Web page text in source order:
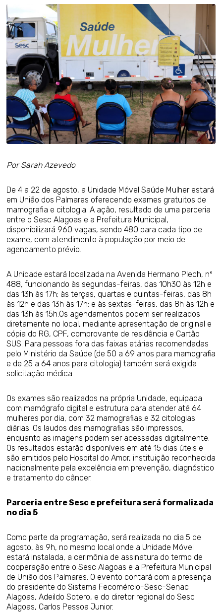
Por Sarah Azevedo
De 4 a 22 de agosto, a Unidade Móvel Saúde Mulher estará
em União dos Palmares oferecendo exames gratuitos de
mamografia e citologia. A ação, resultado de uma parceria
entre o Sesc Alagoas e a Prefeitura Municipal,
disponibilizará 960 vagas, sendo 480 para cada tipo de
exame, com atendimento à população por meio de
agendamento prévio.
A Unidade estará localizada na Avenida Hermano Plech, nº
488, funcionando às segundas-feiras, das 10h30 às 12h e
das 13h às 17h; às terças, quartas e quintas-feiras, das 8h
às 12h e das 13h às 17h; e às sextas-feiras, das 8h às 12h e
das 13h às 15h.Os agendamentos podem ser realizados
diretamente no local, mediante apresentação de original e
cópia do RG, CPF, comprovante de residência e Cartão
SUS. Para pessoas fora das faixas etárias recomendadas
pelo Ministério da Saúde (de 50 a 69 anos para mamografia
e de 25 a 64 anos para citologia) também será exigida
solicitação médica.
Os exames são realizados na própria Unidade, equipada
com mamógrafo digital e estrutura para atender até 64
mulheres por dia, com 32 mamografias e 32 citologias
diárias. Os laudos das mamografias são impressos,
enquanto as imagens podem ser acessadas digitalmente.
Os resultados estarão disponíveis em até 15 dias úteis e
são emitidos pelo Hospital do Amor, instituição reconhecida
nacionalmente pela excelência em prevenção, diagnóstico
e tratamento do câncer.
Parceria entre Sesc e prefeitura será formalizada
no dia 5
Como parte da programação, será realizada no dia 5 de
agosto, às 9h, no mesmo local onde a Unidade Móvel
estará instalada, a cerimônia de assinatura do termo de
cooperação entre o Sesc Alagoas e a Prefeitura Municipal
de União dos Palmares. O evento contará com a presença
do presidente do Sistema Fecomércio-Sesc-Senac
Alagoas, Adeildo Sotero, e do diretor regional do Sesc
Alagoas, Carlos Pessoa Junior.